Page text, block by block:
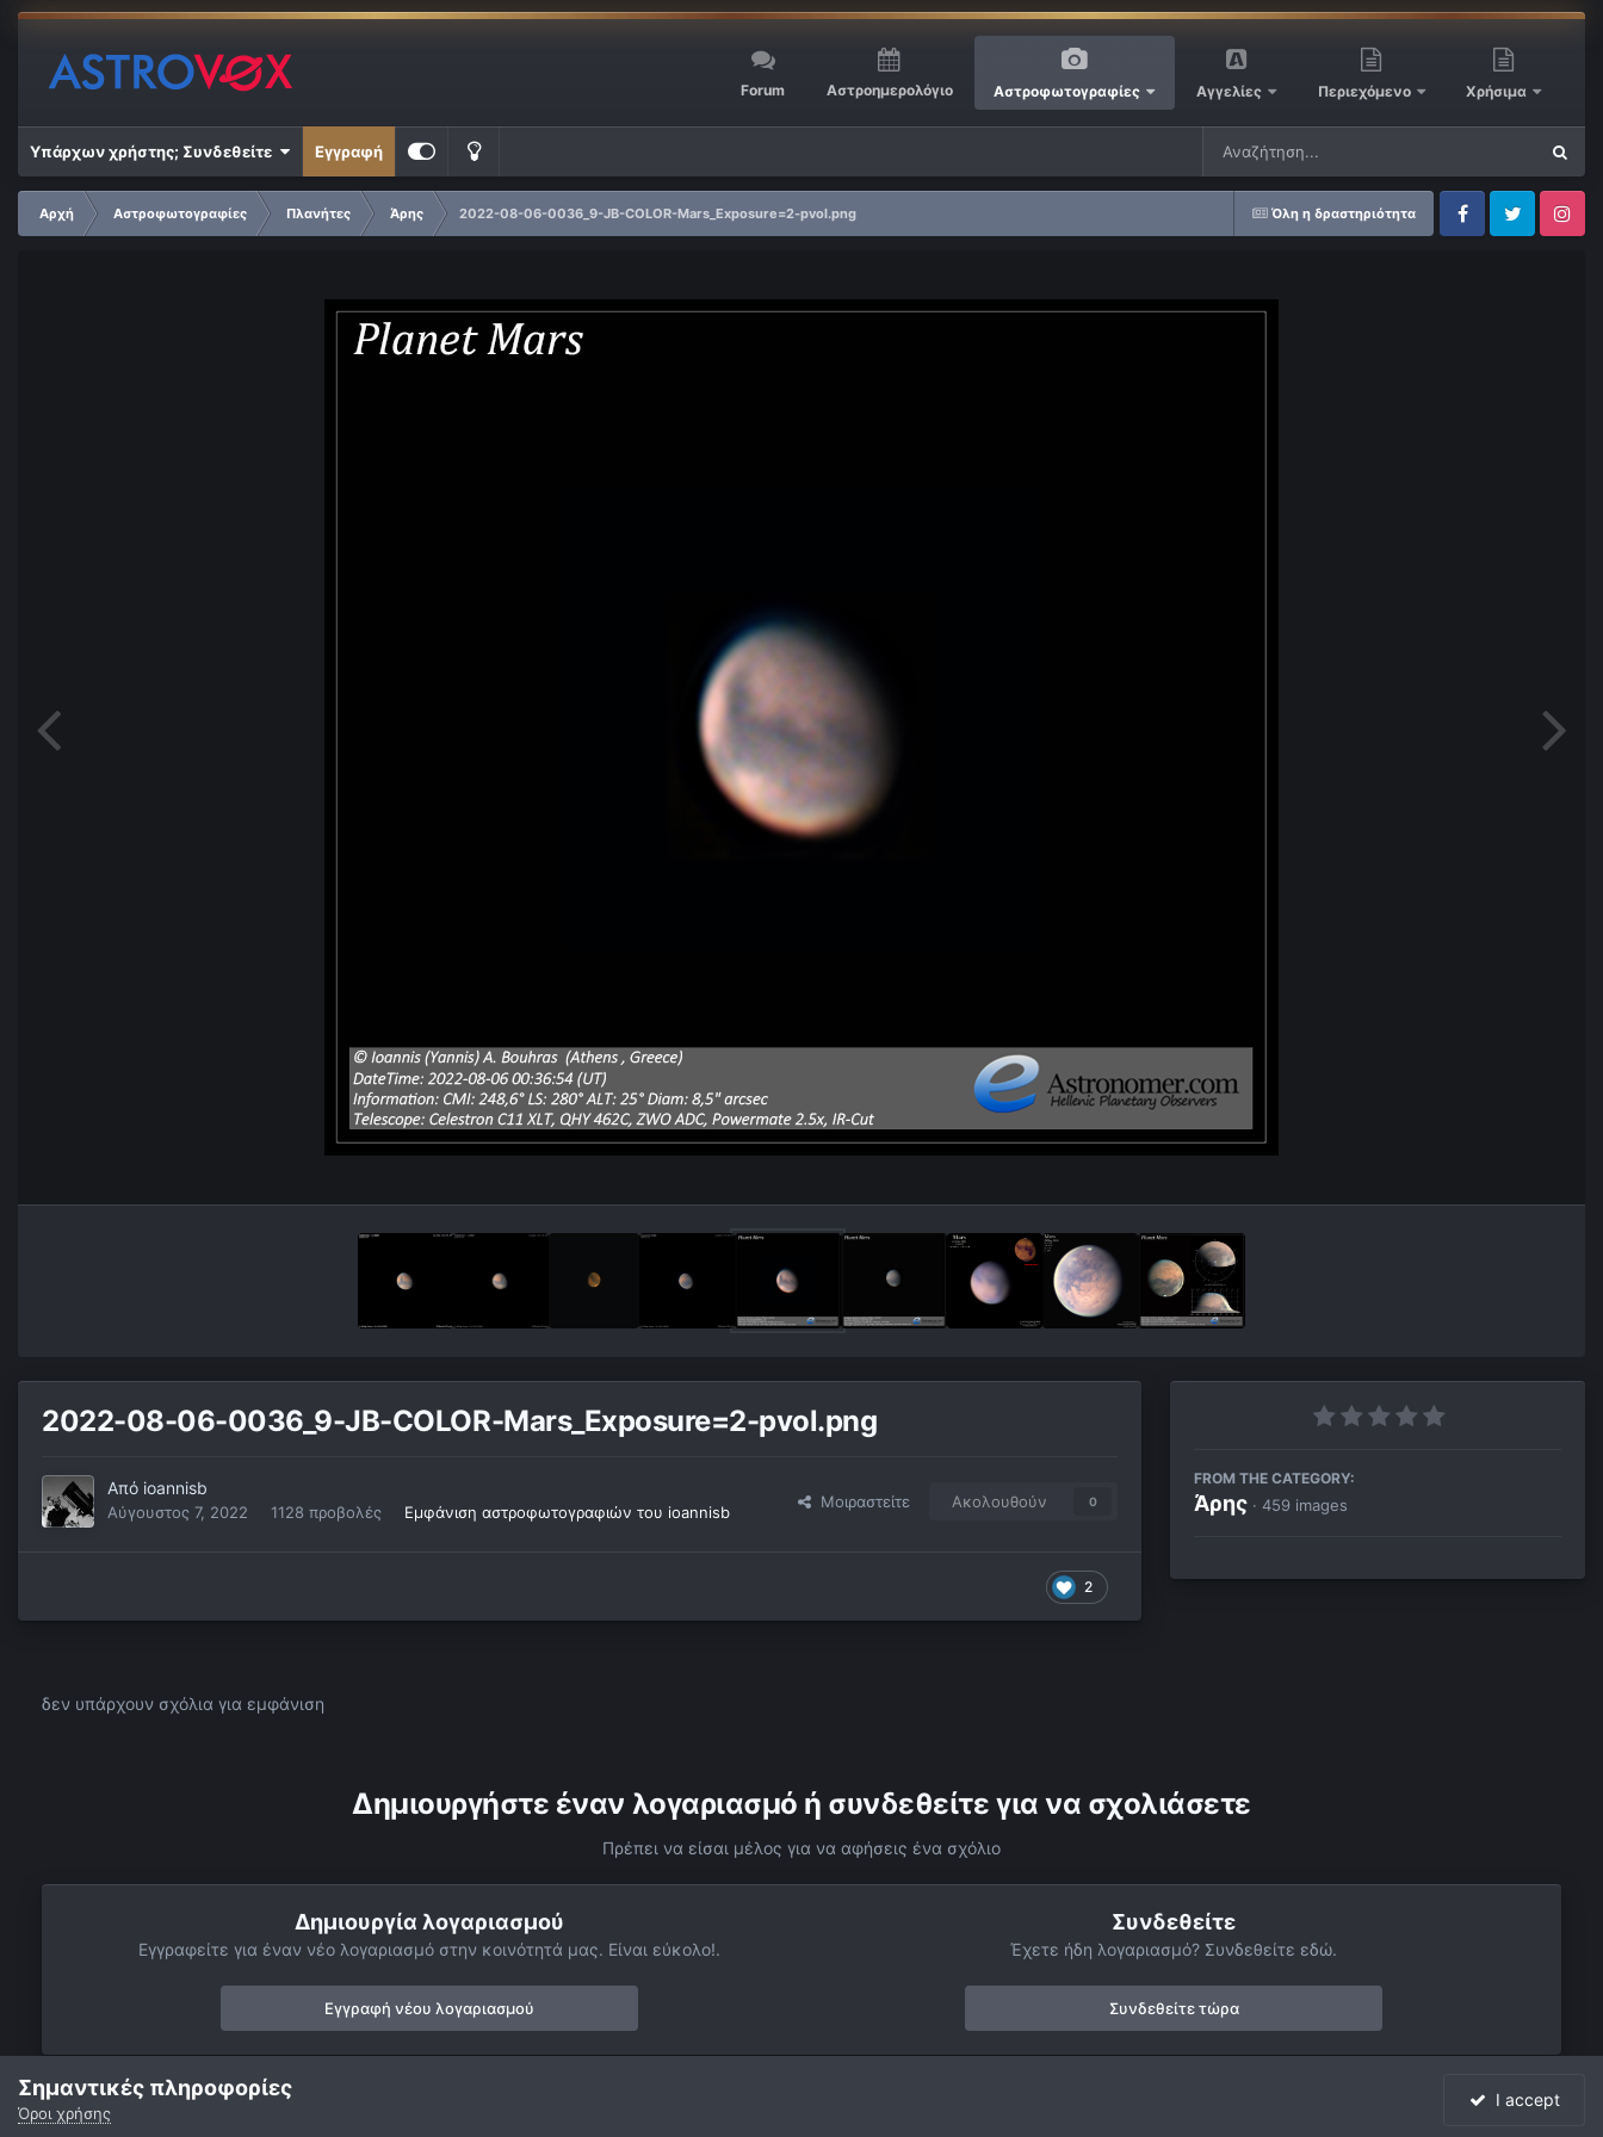
Forum Αστροημερολόγιο Αστροφωτογραφίες Αγγελίες Περιεχόμενο Χρήσιμα
Υπάρχων χρήστης; Συνδεθείτε Εγγραφή
Όλη η δραστηριότητα
Αρχή Αστροφωτογραφίες Πλανήτες Άρης
2022-08-06-0036_9-JB-COLOR-Mars_Exposure=2-pvol.png
FacebookTwitter Instagram
2022-08-06-0036_9-JB-COLOR-Mars_Exposure=2-pvol.png
Από ioannisb
Αύγουστος 7, 2022 1128 προβολές Εμφάνιση αστροφωτογραφιών του ioannisb
Μοιραστείτε Ακολουθούν 0
2
FROM THE CATEGORY:
Άρης · 459 images
δεν υπάρχουν σχόλια για εμφάνιση
Δημιουργήστε έναν λογαριασμό ή συνδεθείτε για να σχολιάσετε
Πρέπει να είσαι μέλος για να αφήσεις ένα σχόλιο
Δημιουργία λογαριασμού
Εγγραφείτε για έναν νέο λογαριασμό στην κοινότητά μας. Είναι εύκολο!.
Εγγραφή νέου λογαριασμού
Συνδεθείτε
Έχετε ήδη λογαριασμό? Συνδεθείτε εδώ.
Συνδεθείτε τώρα
Αρχή
Σημαντικές πληροφορίες
Όροι χρήσης
I accept